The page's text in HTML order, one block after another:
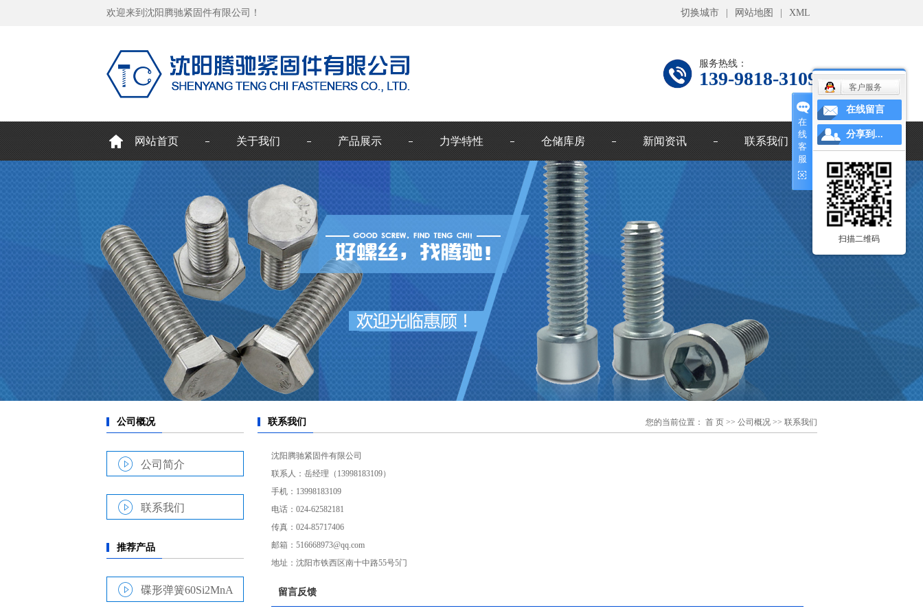
欢迎来到沈阳腾驰紧固件有限公司！ 切换城市 网站地图 XML
服务热线：
139-9818-3109
网站首页 关于我们 产品展示 力学特性 仓储库房 新闻资讯 联系我们
公司简介
联系我们
碟形弹簧60Si2MnA
您的当前位置： 首 页>> 公司概况>> 联系我们
沈阳腾驰紧固件有限公司
联系人：岳经理（13998183109）
手机：13998183109
电话：024-62582181
传真：024-85717406
邮箱：516668973@qq.com
地址：沈阳市铁西区南十中路55号5门
留言反馈
在
线
客
服
客户服务
在线留言
分享到...